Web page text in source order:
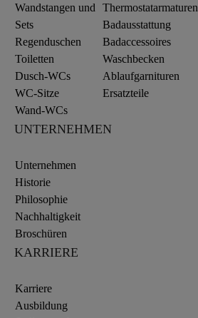
Wandstangen und
Sets
Regenduschen
Toiletten
Dusch-WCs
WC-Sitze
Wand-WCs
Thermostatarmaturen
Badausstattung
Badaccessoires
Waschbecken
Ablaufgarnituren
Ersatzteile
UNTERNEHMEN
Unternehmen
Historie
Philosophie
Nachhaltigkeit
Broschüren
KARRIERE
Karriere
Ausbildung